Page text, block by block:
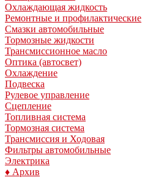
Охлаждающая жидкость
Ремонтные и профилактические
Смазки автомобильные
Тормозные жидкости
Трансмиссионное масло
Оптика (автосвет)
Охлаждение
Подвеска
Рулевое управление
Сцепление
Топливная система
Тормозная система
Трансмиссия и Ходовая
Фильтры автомобильные
Электрика
♦ Архив